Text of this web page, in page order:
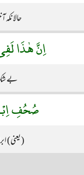
اِنَّ هٰذَا
بے
صُحُفِ
(یعنی)